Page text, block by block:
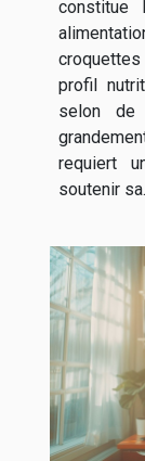
constitue
profil
selon de
requiert
soutenir